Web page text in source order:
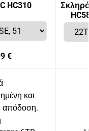
HC310
€
και
απόδοση.